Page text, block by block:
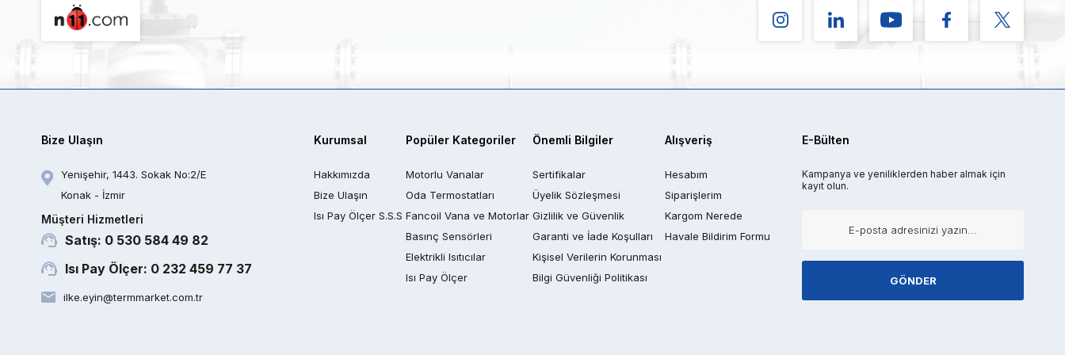
Bize Ulaşın
Yenişehir, 1443. Sokak No:2/E
Konak - İzmir
Müşteri Hizmetleri
Satış: 0 530 584 49 82
Isı Pay Ölçer: 0 232 459 77 37
ilke.eyin@termmarket.com.tr
Kurumsal
Hakkımızda
Bize Ulaşın
Isı Pay Ölçer S.S.S
Popüler Kategoriler
Motorlu Vanalar
Oda Termostatları
Fancoil Vana ve Motorlar
Basınç Sensörleri
Elektrikli Isıtıcılar
Isı Pay Ölçer
Önemli Bilgiler
Sertifikalar
Üyelik Sözleşmesi
Gizlilik ve Güvenlik
Garanti ve İade Koşulları
Kişisel Verilerin Korunması
Bilgi Güvenliği Politikası
Alışveriş
Hesabım
Siparişlerim
Kargom Nerede
Havale Bildirim Formu
E-Bülten
Kampanya ve yeniliklerden haber almak için
kayıt olun.
GÖNDER